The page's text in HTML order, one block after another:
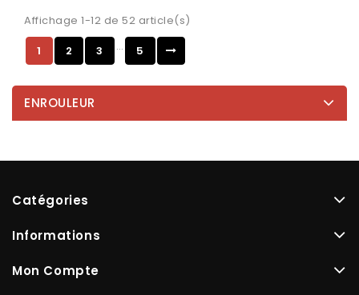
Affichage 1-12 de 52 article(s)
1
2 3 … 5
ENROULEUR
Catégories
Informations
Mon Compte